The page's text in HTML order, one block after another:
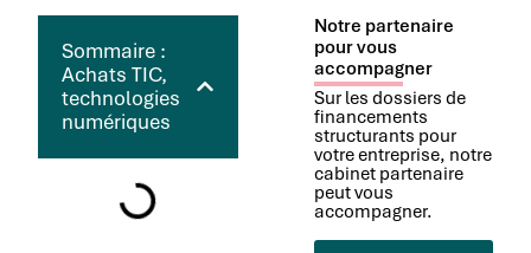
Sommaire :
Achats TIC,
technologies
numériques
Notre partenaire
pour vous
accompagner
Sur les dossiers de
financements
structurants pour
votre entreprise, notre
cabinet partenaire
peut vous
accompagner.